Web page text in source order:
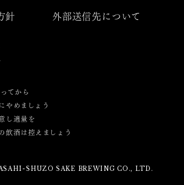
針 外部送信先について
てから
やめましょう
し適量を
飲酒は控えましょう
SHUZO SAKE BREWING CO., LTD.